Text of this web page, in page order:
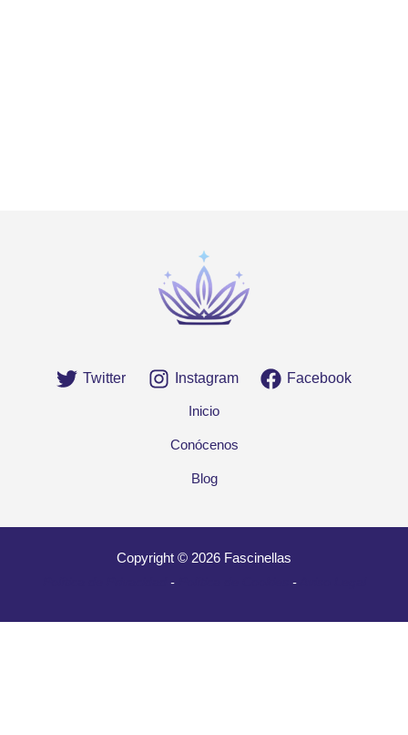
Twitter Instagram Facebook
Inicio
Conócenos
Blog
Copyright © 2026 Fascinellas
- -